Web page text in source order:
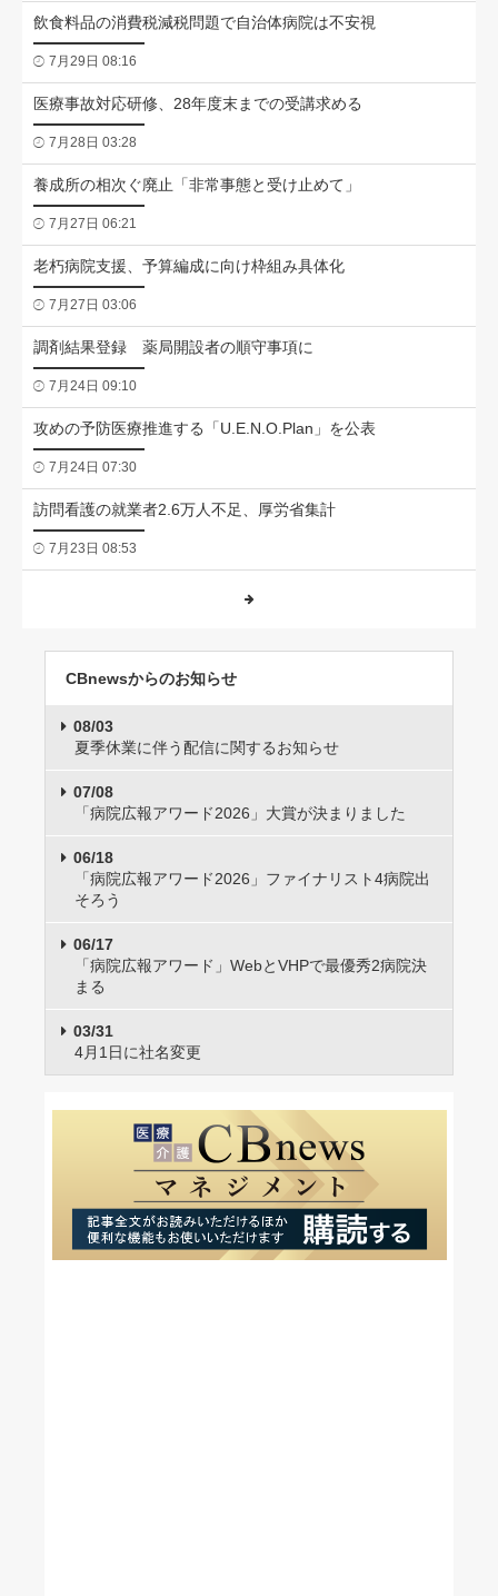
飲食料品の消費税減税問題で自治体病院は不安視
7月29日 08:16
医療事故対応研修、28年度末までの受講求める
7月28日 03:28
養成所の相次ぐ廃止「非常事態と受け止めて」
7月27日 06:21
老朽病院支援、予算編成に向け枠組み具体化
7月27日 03:06
調剤結果登録 薬局開設者の順守事項に
7月24日 09:10
攻めの予防医療推進する「U.E.N.O.Plan」を公表
7月24日 07:30
訪問看護の就業者2.6万人不足、厚労省集計
7月23日 08:53
CBnewsからのお知らせ
08/03
夏季休業に伴う配信に関するお知らせ
07/08
「病院広報アワード2026」大賞が決まりました
06/18
「病院広報アワード2026」ファイナリスト4病院出
そろう
06/17
「病院広報アワード」WebとVHPで最優秀2病院決
まる
03/31
4月1日に社名変更